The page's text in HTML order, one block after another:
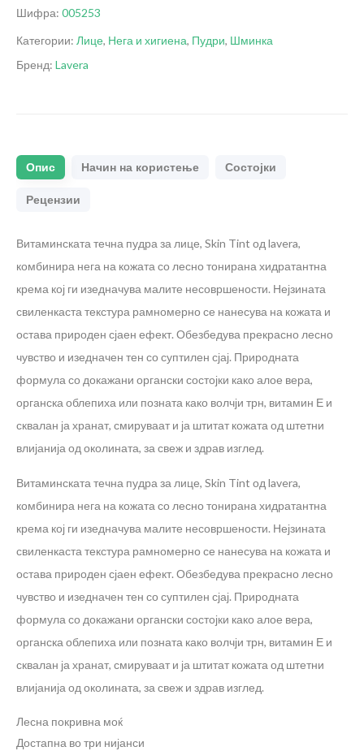
Шифра: 005253
Категории: Лице, Нега и хигиена, Пудри, Шминка
Бренд: Lavera
Опис Начин на користење Состојки
Рецензии
Витаминската течна пудра за лице, Skin Tint од lavera,
комбинира нега на кожата со лесно тонирана хидратантна
крема кој ги изедначува малите несовршености. Нејзината
свиленкаста текстура рамномерно се нанесува на кожата и
остава природен сјаен ефект. Обезбедува прекрасно лесно
чувство и изедначен тен со суптилен сјај. Природната
формула со докажани органски состојки како алое вера,
органска облепиха или позната како волчји трн, витамин Е и
сквалан ја хранат, смируваат и ја штитат кожата од штетни
влијанија од околината, за свеж и здрав изглед.
Витаминската течна пудра за лице, Skin Tint од lavera,
комбинира нега на кожата со лесно тонирана хидратантна
крема кој ги изедначува малите несовршености. Нејзината
свиленкаста текстура рамномерно се нанесува на кожата и
остава природен сјаен ефект. Обезбедува прекрасно лесно
чувство и изедначен тен со суптилен сјај. Природната
формула со докажани органски состојки како алое вера,
органска облепиха или позната како волчји трн, витамин Е и
сквалан ја хранат, смируваат и ја штитат кожата од штетни
влијанија од околината, за свеж и здрав изглед.
Лесна покривна моќ
Достапна во три нијанси